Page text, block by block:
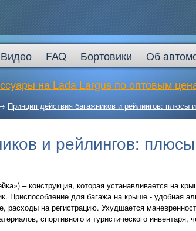
Видео FAQ Бортовики Об
на Lada Largus по оптовым
Принцип действия багажников и рейлингов: плюсы
и рейлингов:
– конструкция, которая устанавливается на
Приспособление для багажа на крыше - удобная
расходы на регистрацию. Ухудшается
спортивного и туристического инвентаря,